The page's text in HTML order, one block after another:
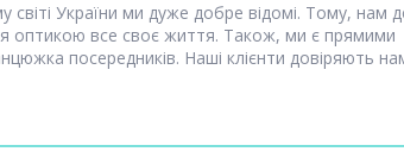
України ми дуже добре відомі. Тому, нам
оптикою все своє життя. Також, ми є прямими
посередників. Наші клієнти довіряють